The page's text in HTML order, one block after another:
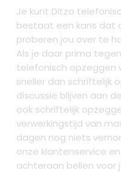
Je kunt Ditzo
bestaat een kans dat
proberen jou over te
Als je daar prima
telefonisch opzeggen
sneller dan schriftelijk
discussie blijven aan
ook schriftelijk
verwerkingstijd van
dagen nog niets
onze klantenservice
achteraan bellen voor